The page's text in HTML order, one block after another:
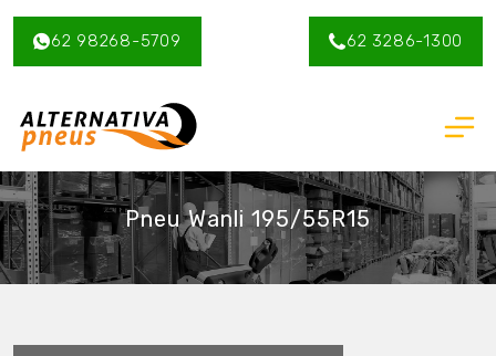
62 98268-5709 62 3286-1300
Pneu Wanli 195/55R15